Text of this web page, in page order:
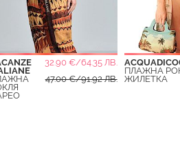
32.90 €/64.35 ЛВ.
47.00 €/91.92 ЛВ.
ПЛАЖНА
ЖИЛЕТКА